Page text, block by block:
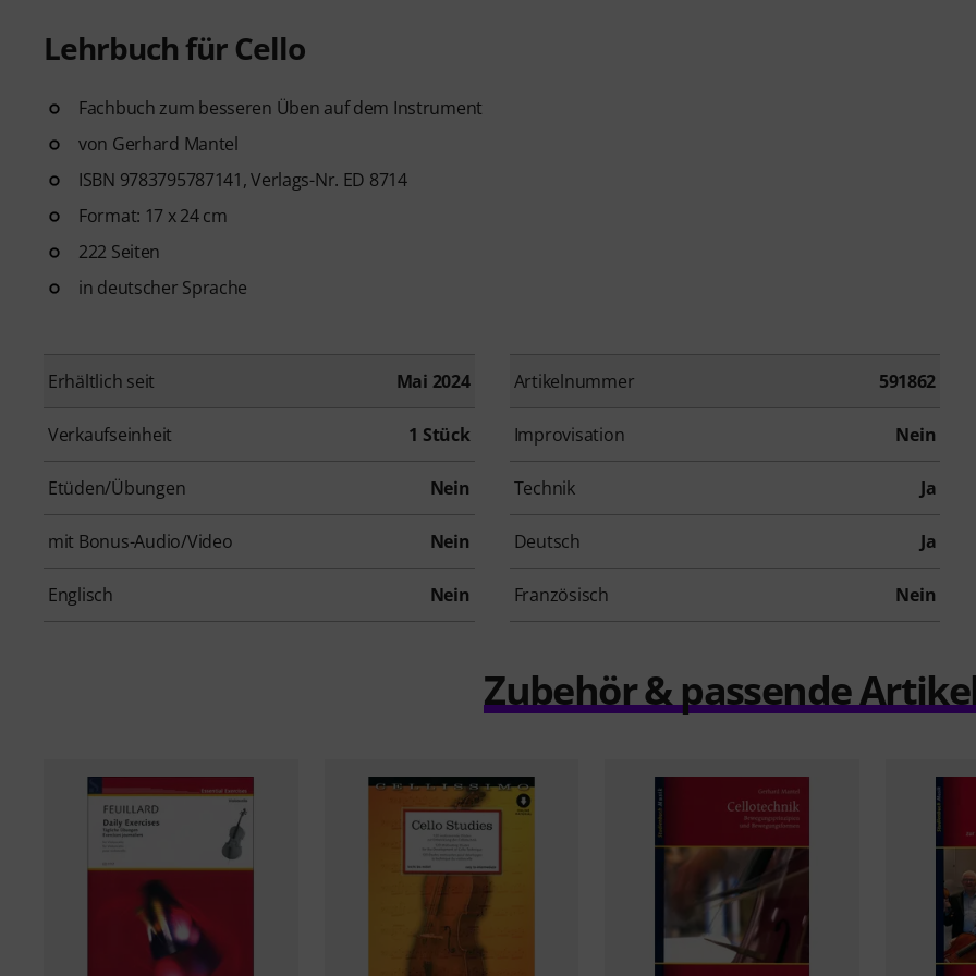
Lehrbuch für Cello
Fachbuch zum besseren Üben auf dem Instrument
von Gerhard Mantel
ISBN 9783795787141, Verlags-Nr. ED 8714
Format: 17 x 24 cm
222 Seiten
in deutscher Sprache
Erhältlich seit Mai 2024 Artikelnummer 591862
Verkaufseinheit 1 Stück Improvisation Nein
Etüden/Übungen Nein Technik Ja
mit Bonus-Audio/Video Nein Deutsch Ja
Englisch Nein Französisch Nein
Zubehör & passende